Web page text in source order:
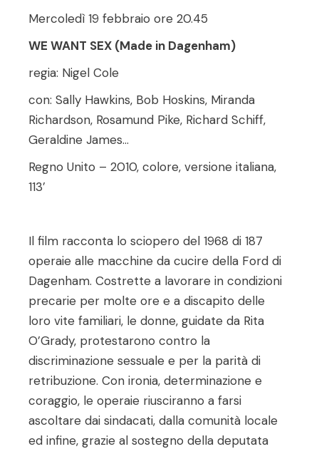
Mercoledì 19 febbraio ore 20.45
WE WANT SEX (Made in Dagenham)
regia: Nigel Cole
con: Sally Hawkins, Bob Hoskins, Miranda
Richardson, Rosamund Pike, Richard Schiff,
Geraldine James…
Regno Unito – 2010, colore, versione italiana,
113’
Il film racconta lo sciopero del 1968 di 187
operaie alle macchine da cucire della Ford di
Dagenham. Costrette a lavorare in condizioni
precarie per molte ore e a discapito delle
loro vite familiari, le donne, guidate da Rita
O’Grady, protestarono contro la
discriminazione sessuale e per la parità di
retribuzione. Con ironia, determinazione e
coraggio, le operaie riusciranno a farsi
ascoltare dai sindacati, dalla comunità locale
ed infine, grazie al sostegno della deputata